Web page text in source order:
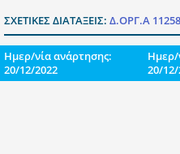
ΣΧΕΤΙΚΕΣ ΔΙΑΤΑΞΕΙΣ: Δ.ΟΡΓ.Α
Ημερ/νία ανάρτησης:
20/12/2022
Ημερ/
20/12/